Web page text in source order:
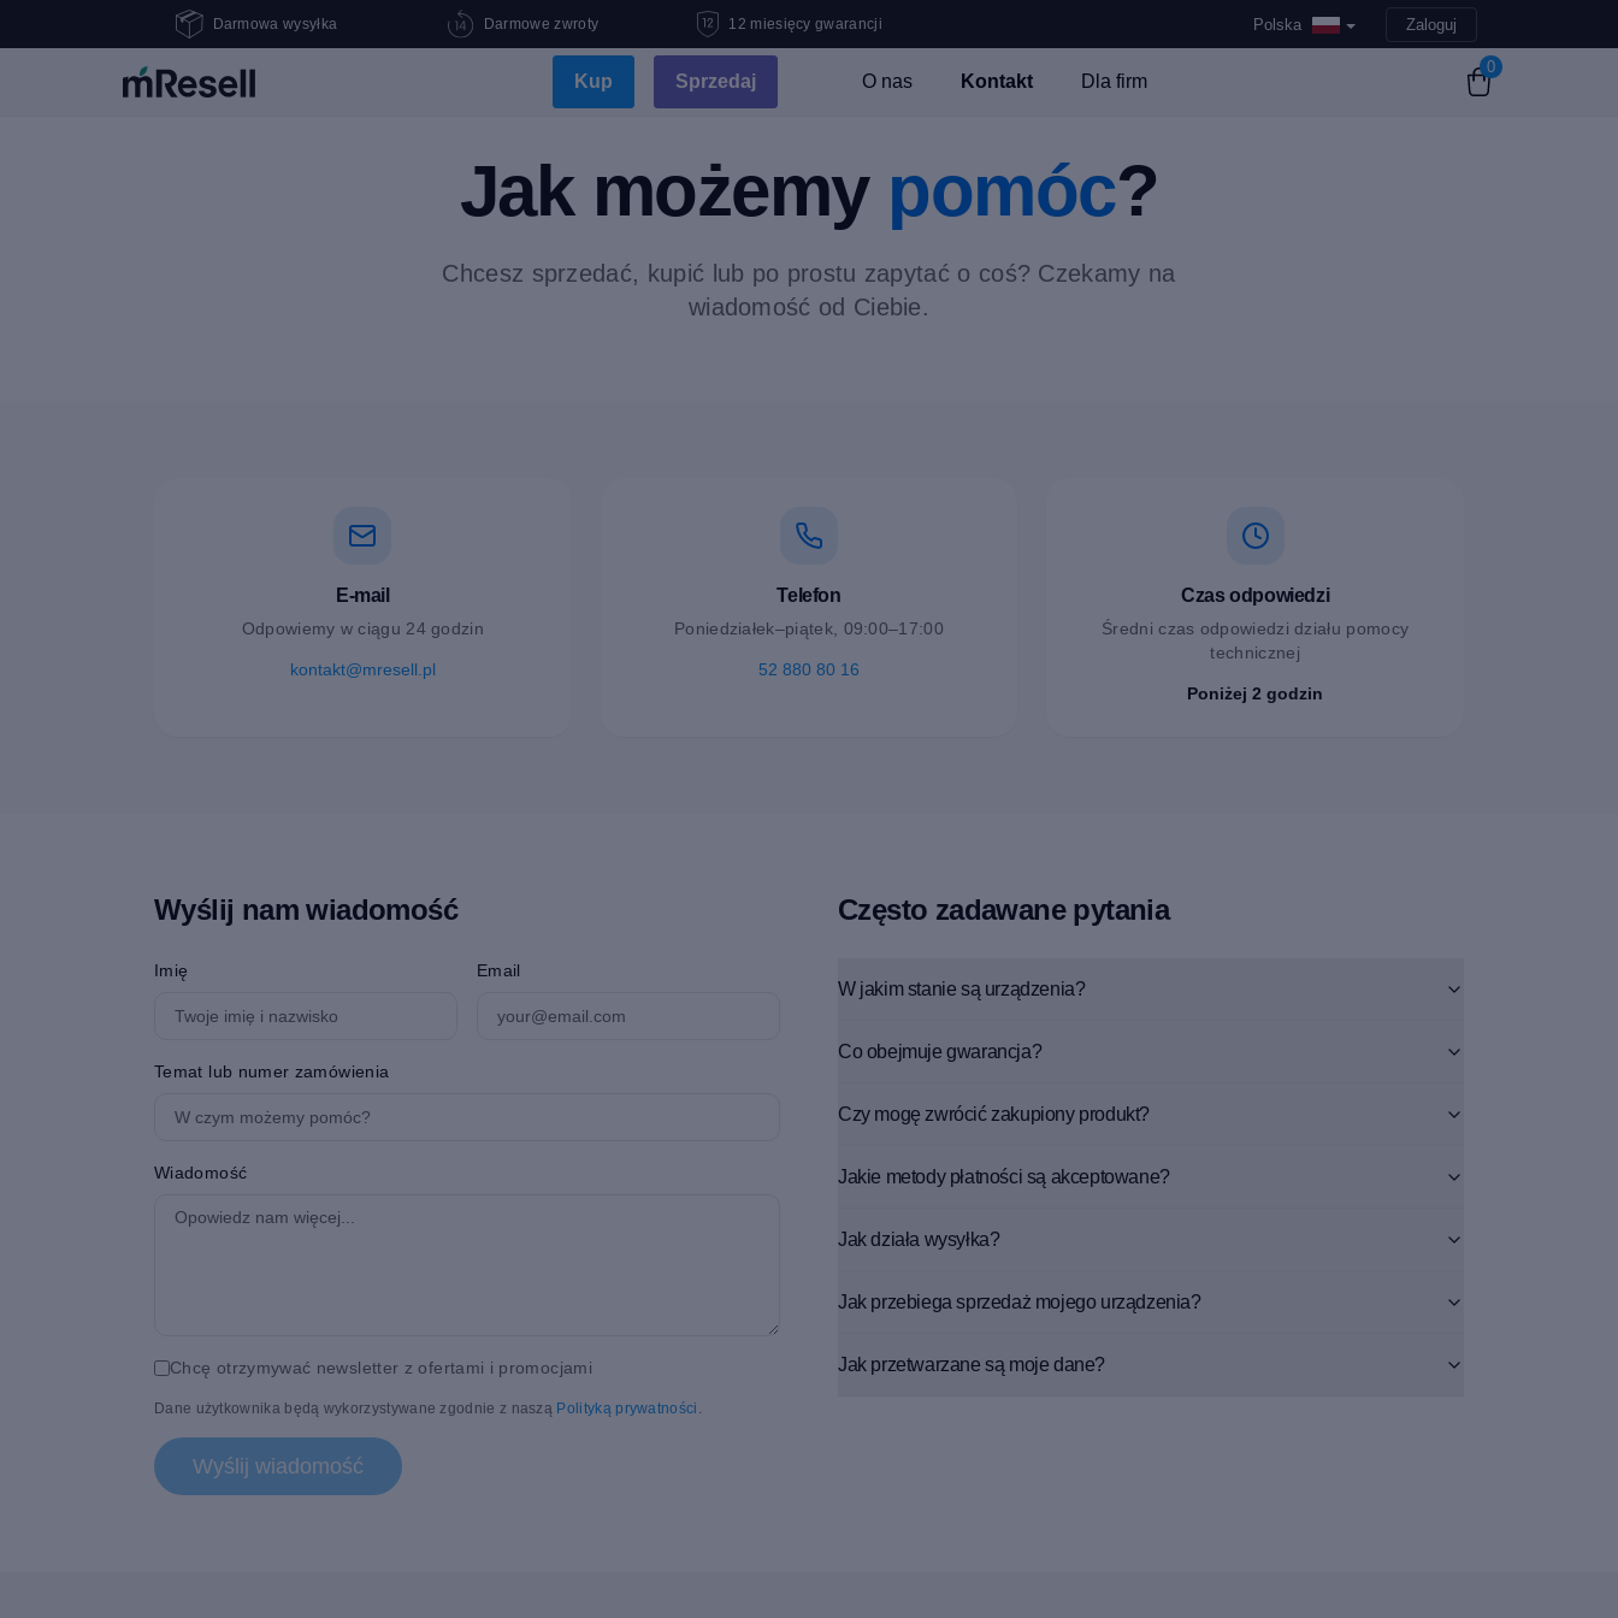
Darmowa wysyłka Darmowe zwroty 12 miesięcy gwarancji Polska Zaloguj
Kup Sprzedaj O nas Kontakt Dla firm
0
Jak możemy pomóc?
Chcesz sprzedać, kupić lub po prostu zapytać o coś? Czekamy na
wiadomość od Ciebie.
E-mail
Odpowiemy w ciągu 24 godzin
kontakt@mresell.pl
Telefon
Poniedziałek–piątek, 09:00–17:00
52 880 80 16
Czas odpowiedzi
Średni czas odpowiedzi działu pomocy
technicznej
Poniżej 2 godzin
Wyślij nam wiadomość
Imię Email
Temat lub numer zamówienia
Wiadomość
Chcę otrzymywać newsletter z ofertami i promocjami
Dane użytkownika będą wykorzystywane zgodnie z naszą Polityką prywatności .
Wyślij wiadomość
Często zadawane pytania
W jakim stanie są urządzenia?
Co obejmuje gwarancja?
Czy mogę zwrócić zakupiony produkt?
Jakie metody płatności są akceptowane?
Jak działa wysyłka?
Jak przebiega sprzedaż mojego urządzenia?
Jak przetwarzane są moje dane?